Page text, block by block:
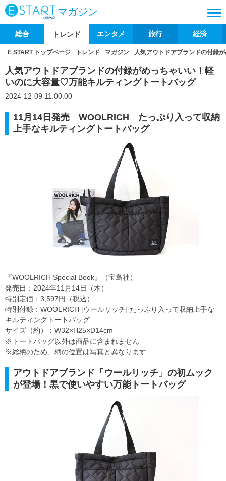
マガジン
総合 トレンド エンタメ 旅行 経済
E START トップページ トレンド マガジン 人気アウトドアブランドの付録
人気アウトドアブランドの付録がめっちゃいい！軽
いのに大容量♡万能キルティングトートバッグ
2024-12-09 11:00:00
11月14日発売 WOOLRICH たっぷり入って収納
上手なキルティングトートバッグ
『WOOLRICH Special Book』（宝島社）
発売日：2024年11月14日（木）
特別定価：3,597円（税込）
特別付録：WOOLRICH [ウールリッチ] たっぷり入って収納上手な
キルティングトートバッグ
サイズ（約）：W32×H25×D14cm
※トートバッグ以外は商品に含まれません
※総柄のため、柄の位置は写真と異なります
アウトドアブランド「ウールリッチ」の初ムック
が登場！黒で使いやすい万能トートバッグ